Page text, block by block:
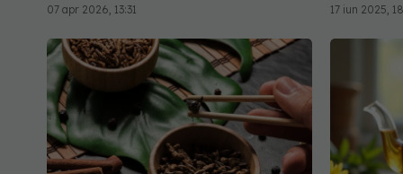
07 apr 2026, 13:31 17 iun 2025,